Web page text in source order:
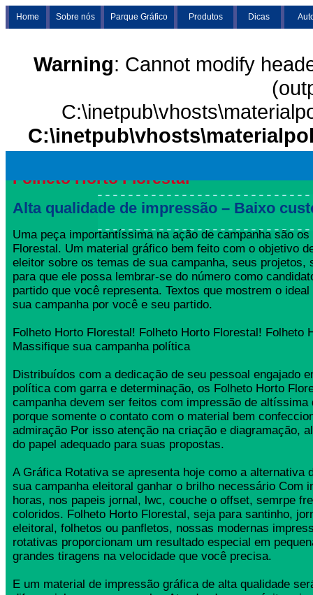
Home Sobre nós Parque Gráfico Produtos Dicas
Warning: Cannot modify
Folheto Horto Florestal
Alta qualidade de impressão – Baixo
Uma peça importantíssima na ação de campanha são
Florestal. Um material gráfico bem feito com o objetivo
eleitor sobre os temas de sua campanha, seus projetos,
para que ele possa lembrar-se do número como
partido que você representa. Textos que mostrem o ideal
sua campanha por você e seu partido.
Folheto Horto Florestal! Folheto Horto Florestal! Folheto
Massifique sua campanha política
Distribuídos com a dedicação de seu pessoal engajado
política com garra e determinação, os Folheto Horto
campanha devem ser feitos com impressão de altíssima
porque somente o contato com o material bem
admiração Por isso atenção na criação e diagramação,
do papel adequado para suas propostas.
A Gráfica Rotativa se apresenta hoje como a alternativa
sua campanha eleitoral ganhar o brilho necessário Com
horas, nos papeis jornal, lwc, couche o offset, semrpe
coloridos. Folheto Horto Florestal, seja para santinho,
eleitoral, folhetos ou panfletos, nossas modernas
rotativas proporcionam um resultado especial em
grandes tiragens na velocidade que você precisa.
E um material de impressão gráfica de alta qualidade